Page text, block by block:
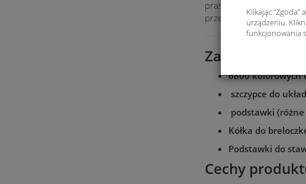
prasowanie – bez
przegródkami, co
Zawartość
6800 kolorowych
szczypce do
podstawki
Kółka do
Podstawki do
Cechy
Klikając
urządzeniu.
funkcjonowania